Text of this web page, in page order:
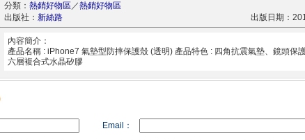
分類： 熱銷好物區 ／熱銷好物區
出版社： 新絲路 出版日期：
內容簡介：
產品名稱 : iPhone7 氣墊型防摔保護殼 (透明) 產品特色 : 四角抗震氣墊、鏡頭保
六層複合式水晶矽膠
Email：